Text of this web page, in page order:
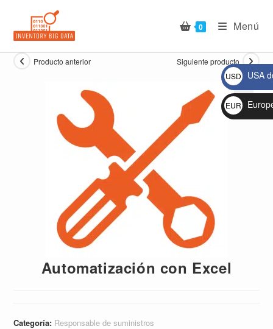
contenido
0 Menú
Producto anterior Siguiente producto
🔍
Automatización con Excel
Categoría: Responsable de suministros
USD
$
USA
EUR
€